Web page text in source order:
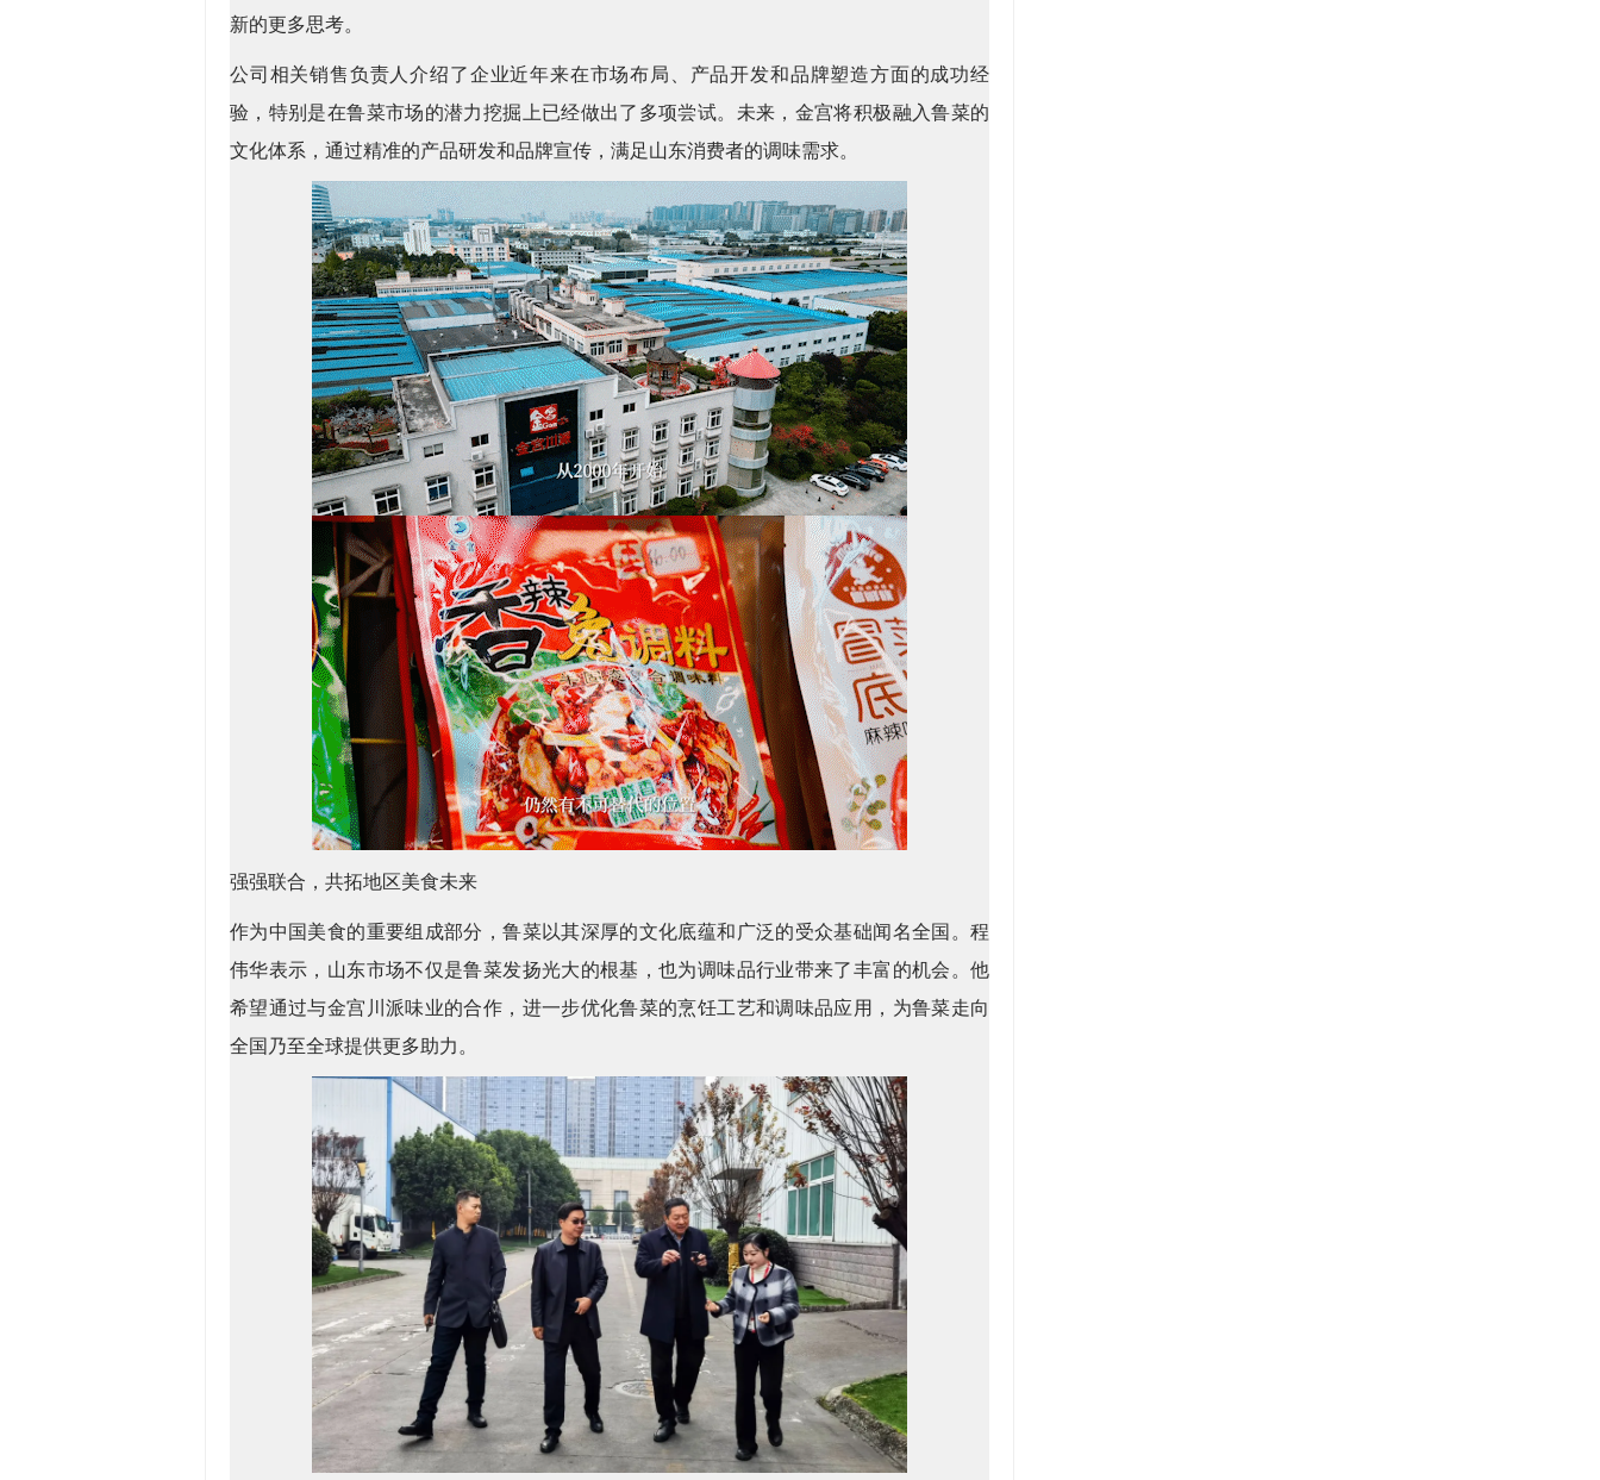
新的更多思考。
公司相关销售负责人介绍了企业近年来在市场布局、产品开发和品牌塑造方面的成功经
验，特别是在鲁菜市场的潜力挖掘上已经做出了多项尝试。未来，金宫将积极融入鲁菜的
文化体系，通过精准的产品研发和品牌宣传，满足山东消费者的调味需求。
强强联合，共拓地区美食未来
作为中国美食的重要组成部分，鲁菜以其深厚的文化底蕴和广泛的受众基础闻名全国。程
伟华表示，山东市场不仅是鲁菜发扬光大的根基，也为调味品行业带来了丰富的机会。他
希望通过与金宫川派味业的合作，进一步优化鲁菜的烹饪工艺和调味品应用，为鲁菜走向
全国乃至全球提供更多助力。